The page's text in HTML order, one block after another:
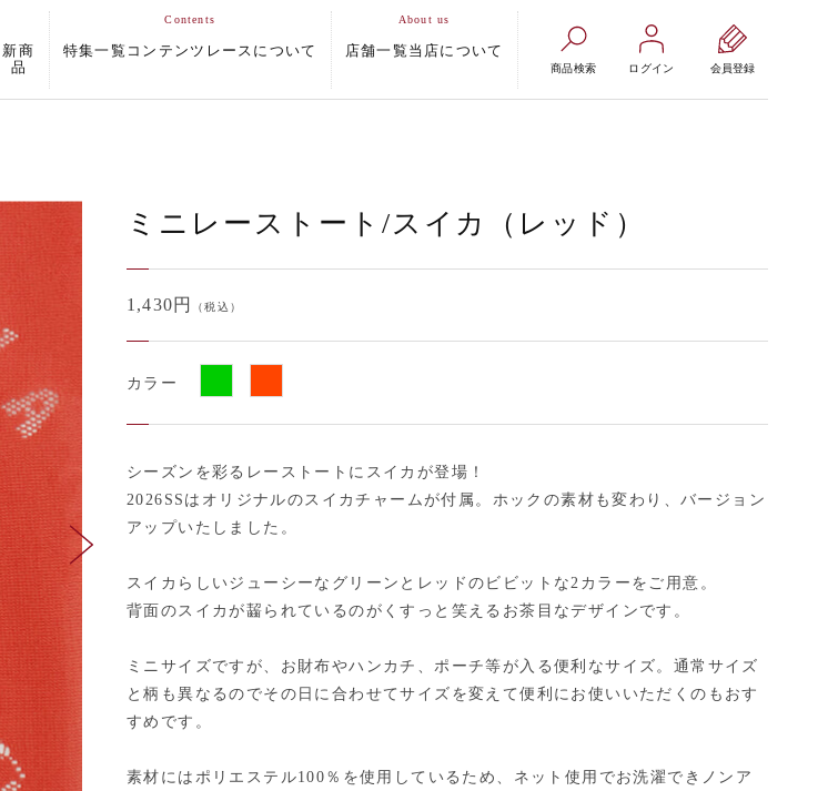
新商
品
特集一覧 コンテンツ レースについて 店舗一覧 当店について
商品検索 ログイン 会員登録
ミニレーストート/スイカ（レッド）
1,430円 （税込）
カラー
シーズンを彩るレーストートにスイカが登場！
2026SSはオリジナルのスイカチャームが付属。ホックの素材も変わり、バージョン
アップいたしました。
スイカらしいジューシーなグリーンとレッドのビビットな2カラーをご用意。
背面のスイカが齧られているのがくすっと笑えるお茶目なデザインです。
ミニサイズですが、お財布やハンカチ、ポーチ等が入る便利なサイズ。通常サイズ
と柄も異なるのでその日に合わせてサイズを変えて便利にお使いいただくのもおす
すめです。
素材にはポリエステル100％を使用しているため、ネット使用でお洗濯できノンア